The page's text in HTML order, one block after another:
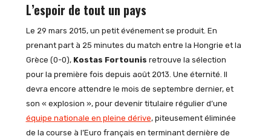
L’espoir de tout un pays
Le 29 mars 2015, un petit événement se produit. En
prenant part à 25 minutes du match entre la Hongrie et la
Grèce (0-0), Kostas Fortounis retrouve la sélection
pour la première fois depuis août 2013. Une éternité. Il
devra encore attendre le mois de septembre dernier, et
son « explosion », pour devenir titulaire régulier d’une
équipe nationale en pleine dérive, piteusement éliminée
de la course à l’Euro français en terminant dernière de